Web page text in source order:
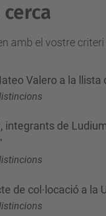
amb el vostre criteri
Valero a la
integrants de
de col·locació a la